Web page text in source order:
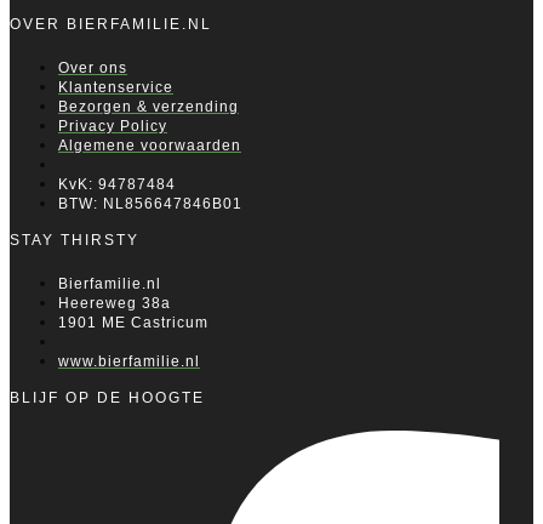
OVER BIERFAMILIE.NL
Over ons
Klantenservice
Bezorgen & verzending
Privacy Policy
Algemene voorwaarden
KvK: 94787484
BTW: NL856647846B01
STAY THIRSTY
Bierfamilie.nl
Heereweg 38a
1901 ME Castricum
www.bierfamilie.nl
BLIJF OP DE HOOGTE